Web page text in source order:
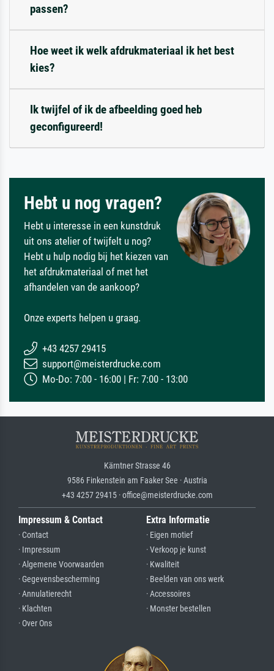
passen?
Hoe weet ik welk afdrukmateriaal ik het best
kies?
Ik twijfel of ik de afbeelding goed heb
geconfigureerd!
Hebt u nog vragen?
Hebt u interesse in een kunstdruk
uit ons atelier of twijfelt u nog?
Hebt u hulp nodig bij het kiezen van
het afdrukmateriaal of met het
afhandelen van de aankoop?
Onze experts helpen u graag.
+43 4257 29415
support@meisterdrucke.com
Mo-Do: 7:00 - 16:00 | Fr: 7:00 - 13:00
Kärntner Strasse 46
9586 Finkenstein am Faaker See · Austria
+43 4257 29415 · office@meisterdrucke.com
Impressum & Contact
· Contact
· Impressum
· Algemene Voorwaarden
· Gegevensbescherming
· Annulatierecht
· Klachten
· Over Ons
Extra Informatie
· Eigen motief
· Verkoop je kunst
· Kwaliteit
· Beelden van ons werk
· Accessoires
· Monster bestellen